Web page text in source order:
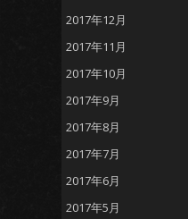
2017年12月
2017年11月
2017年10月
2017年9月
2017年8月
2017年7月
2017年6月
2017年5月